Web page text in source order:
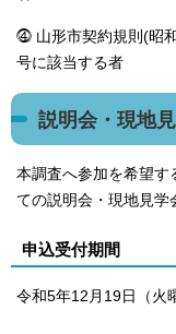
⓸ 山形市契約規則(昭
号に該当する者
説明会・現地
本調査へ参加を希望す
ての説明会・現地見学
申込受付期間
令和5年12月19日（火